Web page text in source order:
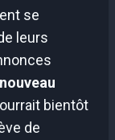
se
leurs
nouveau
bientôt
de